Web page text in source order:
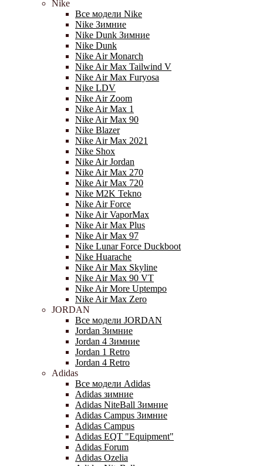
Nike
Все модели Nike
Nike Зимние
Nike Dunk Зимние
Nike Dunk
Nike Air Monarch
Nike Air Max Tailwind V
Nike Air Max Furyosa
Nike LDV
Nike Air Zoom
Nike Air Max 1
Nike Air Max 90
Nike Blazer
Nike Air Max 2021
Nike Shox
Nike Air Jordan
Nike Air Max 270
Nike Air Max 720
Nike M2K Tekno
Nike Air Force
Nike Air VaporMax
Nike Air Max Plus
Nike Air Max 97
Nike Lunar Force Duckboot
Nike Huarache
Nike Air Max Skyline
Nike Air Max 90 VT
Nike Air More Uptempo
Nike Air Max Zero
JORDAN
Все модели JORDAN
Jordan Зимние
Jordan 4 Зимние
Jordan 1 Retro
Jordan 4 Retro
Adidas
Все модели Adidas
Adidas зимние
Adidas NiteBall Зимние
Adidas Campus Зимние
Adidas Campus
Adidas EQT "Equipment"
Adidas Forum
Adidas Ozelia